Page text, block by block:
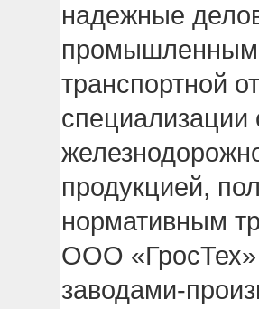
надежные
транспортной
специализации
продукцией,
нормативным
ООО «ГросТех»
заводами-